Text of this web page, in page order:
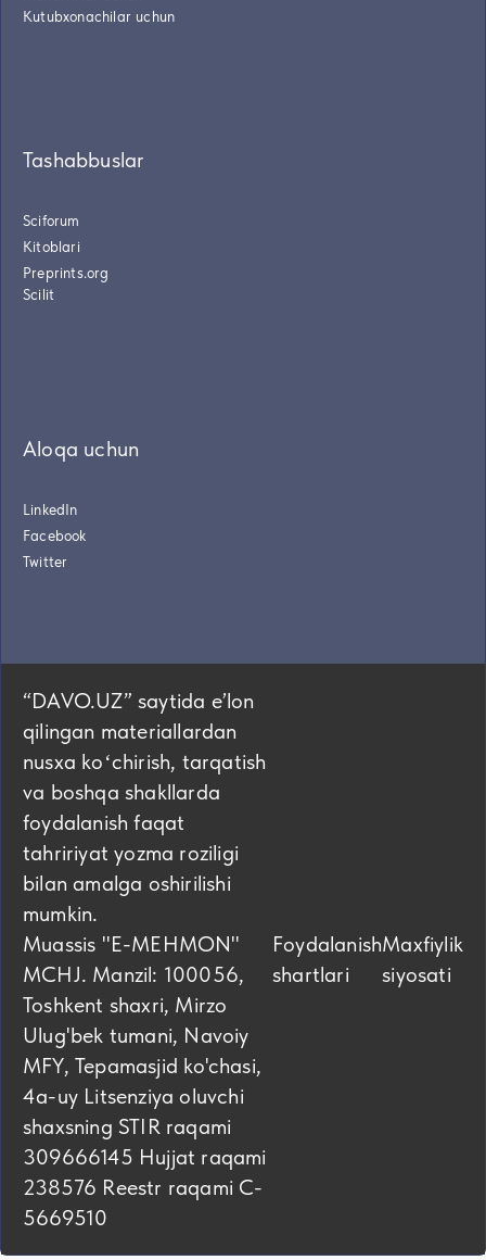
Kutubxonachilar uchun
Tashabbuslar
Sciforum
Kitoblari
Preprints.org
Scilit
Aloqa uchun
LinkedIn
Facebook
Twitter
“DAVO.UZ” saytida eʼlon
qilingan materiallardan
nusxa koʻchirish, tarqatish
va boshqa shakllarda
foydalanish faqat
tahririyat yozma roziligi
bilan amalga oshirilishi
mumkin.
Muassis "E-MEHMON"
MCHJ. Manzil: 100056,
Toshkent shaxri, Mirzo
Ulug'bek tumani, Navoiy
MFY, Tepamasjid ko'chasi,
4а-uy Litsenziya oluvchi
shaxsning STIR raqami
309666145 Hujjat raqami
238576 Reestr raqami C-
5669510
Foydalanish
shartlari
Maxfiylik
siyosati